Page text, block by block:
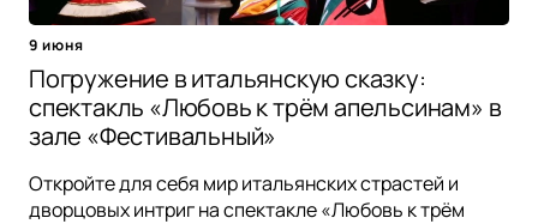
9 июня
Погружение в итальянскую сказку:
спектакль «Любовь к трём апельсинам» в
зале «Фестивальный»
Откройте для себя мир итальянских страстей и
дворцовых интриг на спектакле «Любовь к трём